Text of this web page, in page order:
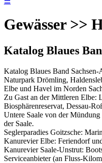
Gewässer >>
Katalog Blaues
Katalog Blaues Band
Naturpark Drömling,
Elbe und Havel im Norden
Zu Gast an der Mittleren Elbe:
Biosphärenreservat, Dessau-
Untere Saale von der
der Saale.
Seglerparadies Goitzsche:
Kanurevier Elbe: Feriendorf
Kanurevier Saale-Unstrut:
Serviceanbieter (an Fluss-